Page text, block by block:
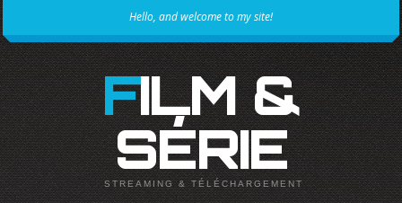
Hello, and welcome to my site!
FILM &
SÉRIE
STREAMING & TÉLÉCHARGEMENT